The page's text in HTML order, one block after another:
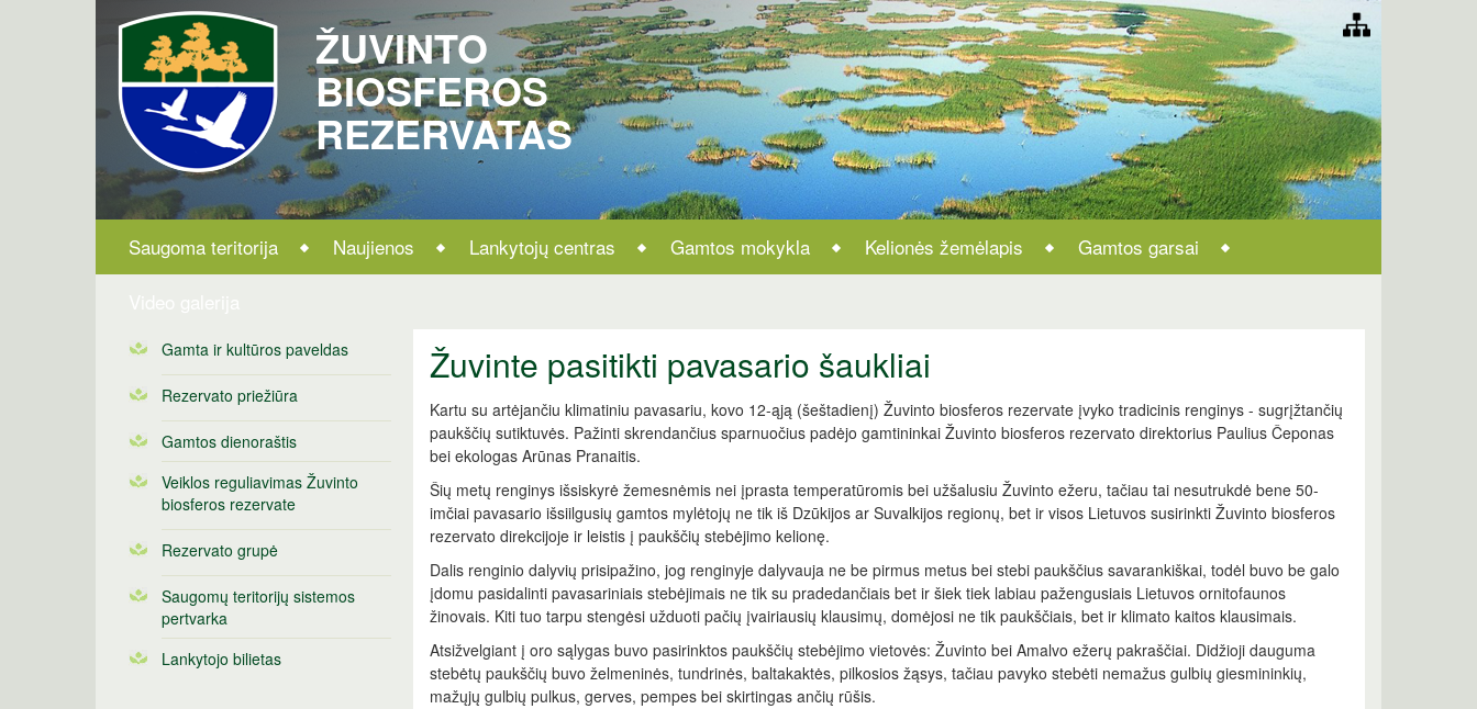
ŽUVINTO
BIOSFEROS
REZERVATAS
Saugoma teritorija Naujienos Lankytojų centras Gamtos mokykla Kelionės žemėlapis
Gamtos garsai
Gamta ir kultūros paveldas
Rezervato priežiūra
Gamtos dienoraštis
Veiklos reguliavimas Žuvinto
biosferos rezervate
Rezervato grupė
Saugomų teritorijų sistemos
pertvarka
Lankytojo bilietas
Žuvinte pasitikti pavasario šaukliai
Kartu su artėjančiu klimatiniu pavasariu, kovo 12-ąją (šeštadienį) Žuvinto biosferos rezervate įvyko tradicinis renginys - sugrįžtančių
paukščių sutiktuvės. Pažinti skrendančius sparnuočius padėjo gamtininkai Žuvinto biosferos rezervato direktorius Paulius Čeponas
bei ekologas Arūnas Pranaitis.
Šių metų renginys išsiskyrė žemesnėmis nei įprasta temperatūromis bei užšalusiu Žuvinto ežeru, tačiau tai nesutrukdė bene 50-
imčiai pavasario išsiilgusių gamtos mylėtojų ne tik iš Dzūkijos ar Suvalkijos regionų, bet ir visos Lietuvos susirinkti Žuvinto biosferos
rezervato direkcijoje ir leistis į paukščių stebėjimo kelionę.
Dalis renginio dalyvių prisipažino, jog renginyje dalyvauja ne be pirmus metus bei stebi paukščius savarankiškai, todėl buvo be galo
įdomu pasidalinti pavasariniais stebėjimais ne tik su pradedančiais bet ir šiek tiek labiau pažengusiais Lietuvos ornitofaunos
žinovais. Kiti tuo tarpu stengėsi užduoti pačių įvairiausių klausimų, domėjosi ne tik paukščiais, bet ir klimato kaitos klausimais.
Atsižvelgiant į oro sąlygas buvo pasirinktos paukščių stebėjimo vietovės: Žuvinto bei Amalvo ežerų pakraščiai. Didžioji dauguma
stebėtų paukščių buvo želmeninės, tundrinės, baltakaktės, pilkosios žąsys, tačiau pavyko stebėti nemažus gulbių giesmininkių,
mažųjų gulbių pulkus, gerves, pempes bei skirtingas ančių rūšis.